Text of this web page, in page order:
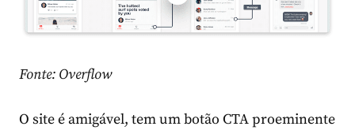
Fonte: Overflow
O site é amigável, tem um botão CTA proeminente